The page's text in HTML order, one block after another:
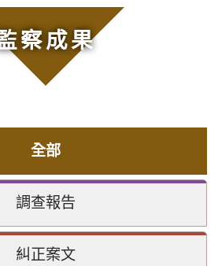
察成果
全部
調查報告
糾正案文